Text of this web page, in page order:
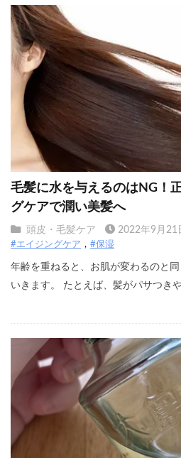
毛髪に水を与えるのはNG！
グケアで潤い美髪へ
頭皮・毛髪ケア 2022年9月21
#エイジングケア #保湿
年齢を重ねると、お肌が変わるのと
いきます。 たとえば、髪がパサつき